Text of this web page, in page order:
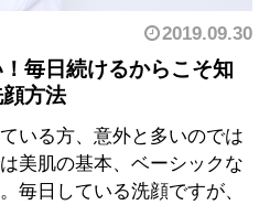
2019.09.30
毎日続けるからこそ知
方法
いる方、意外と多いのでは
美肌の基本、ベーシックな
毎日している洗顔ですが、